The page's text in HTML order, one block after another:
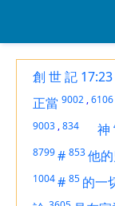
創 世 記 17:23
正當 9002 ,6106
9003 ,834 神
8799# 853他
1004# 85 的一